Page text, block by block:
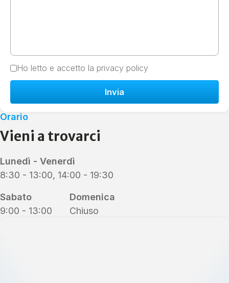
Ho letto e accetto la privacy policy
Invia
Orario
Vieni a trovarci
Lunedì - Venerdì
8:30 - 13:00, 14:00 - 19:30
Sabato
9:00 - 13:00
Domenica
Chiuso